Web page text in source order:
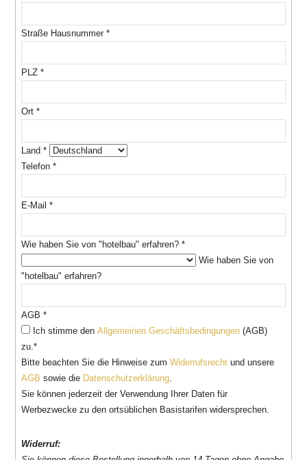
Straße Hausnummer*
PLZ*
Ort*
Land*
Telefon*
E-Mail*
Wie haben Sie von "hotelbau" erfahren?*
Wie haben Sie von
"hotelbau" erfahren?
AGB*
Ich stimme denAllgemeinen Geschäftsbedingungen (AGB)
zu.*
Bitte beachten Sie die Hinweise zumWiderrufsrecht und unsere
AGB sowie die Datenschutzerklärung
Sie können jederzeit der Verwendung Ihrer Daten für
Werbezwecke zu den ortsüblichen Basistarifen widersprechen.
Widerruf: